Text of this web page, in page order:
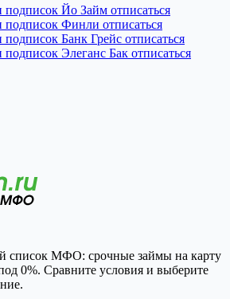
подписок Йо Займ отписаться
подписок Финли отписаться
Банк Грейс отписаться
Элеганс Бак отписаться
МФО: срочные займы на карту
0%. Сравните условия и выберите